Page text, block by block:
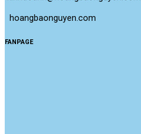
hoangbaonguyen.com
FANPAGE